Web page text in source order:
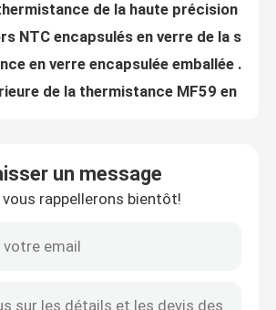
de NTC
de la température
Thermistance en verre du ntc 3950 de série de la thermistance MF60 en verre NTC de la sonde 1KΩ-2.3 MΩ
Fait sur commande formé a encapsulé le type en verre série de diode de thermistance de NTC de MF58
thermistance de 100K B 4200 Chip Style NTC SMD 0805 pour le contrôle et la compensation
un message
vous rappellerons bientôt!